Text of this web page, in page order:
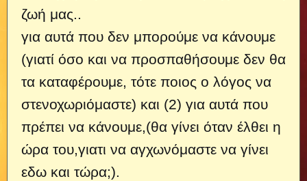
ζωή μας..
για αυτά που δεν μπορούμε να κάνουμε
(γιατί όσο και να προσπαθήσουμε δεν θα
τα καταφέρουμε, τότε ποιος ο λόγος να
στενοχωριόμαστε) και (2) για αυτά που
πρέπει να κάνουμε,(θα γίνει όταν έλθει η
ώρα του,γιατι να αγχωνόμαστε να γίνει
εδω και τώρα;).